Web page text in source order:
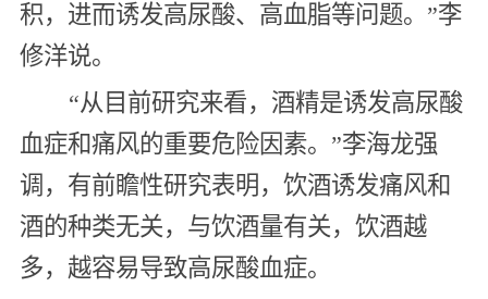
积，进而诱发高尿酸、高血脂等问题。”李
修洋说。
“从目前研究来看，酒精是诱发高尿酸
血症和痛风的重要危险因素。”李海龙强
调，有前瞻性研究表明，饮酒诱发痛风和
酒的种类无关，与饮酒量有关，饮酒越
多，越容易导致高尿酸血症。